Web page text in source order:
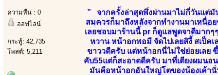
ความหื่น : 0
ออฟไลน์
กระทู้: 42,735
โพสต์: 5,211
” จากครั้งล่าสุดพึ่งผ่านมาไม่กี่วันแต่มั
สมควรก็มาถึงหลังจากทำงานมาเหนื่อย
เลยชอบมาร้านนี้ pr ก็ดูแลพูดจาดีมากๆ
หวาน หน้าอกพอมี จัดไปเลยสิงี้ สเป็ค
ขาววดีครับ แต่หน้าอกนี่ไม่ใช่ย่อยเลย
คับ55แต่ก็สะอาดดีครับ มาที่เตียงผมน
มันคือหน้าอกอันใหญ่โตของน้องเค้านั่